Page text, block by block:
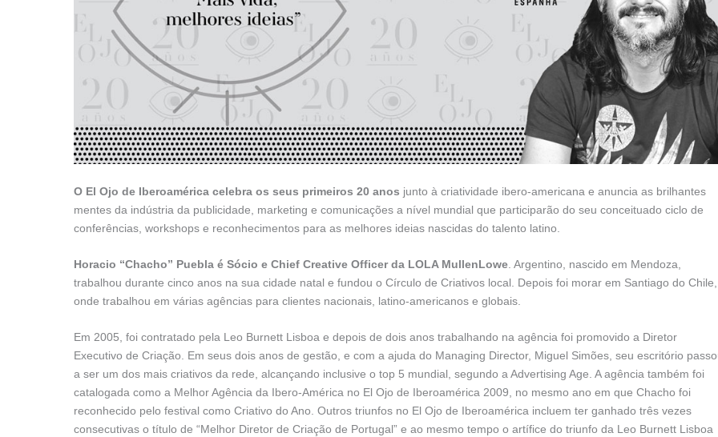
O El Ojo de Iberoamérica celebra os seus primeiros 20 anos junto à criatividade ibero-americana e anuncia as brilhantes
mentes da indústria da publicidade, marketing e comunicações a nível mundial que participarão do seu conceituado ciclo de
conferências, workshops e reconhecimentos para as melhores ideias nascidas do talento latino.
Horacio “Chacho” Puebla é Sócio e Chief Creative Officer da LOLA MullenLowe . Argentino, nascido em Mendoza,
trabalhou durante cinco anos na sua cidade natal e fundou o Círculo de Criativos local. Depois foi morar em Santiago do Chile,
onde trabalhou em várias agências para clientes nacionais, latino-americanos e globais.
Em 2005, foi contratado pela Leo Burnett Lisboa e depois de dois anos trabalhando na agência foi promovido a Diretor
Executivo de Criação. Em seus dois anos de gestão, e com a ajuda do Managing Director, Miguel Simões, seu escritório
a ser um dos mais criativos da rede, alcançando inclusive o top 5 mundial, segundo a Advertising Age. A agência também foi
catalogada como a Melhor Agência da Ibero-América no El Ojo de Iberoamérica 2009, no mesmo ano em que Chacho foi
reconhecido pelo festival como Criativo do Ano. Outros triunfos no El Ojo de Iberoamérica incluem ter ganhado três vezes
consecutivas o título de “Melhor Diretor de Criação de Portugal” e ao mesmo tempo o artífice do triunfo da Leo Burnett Lisboa